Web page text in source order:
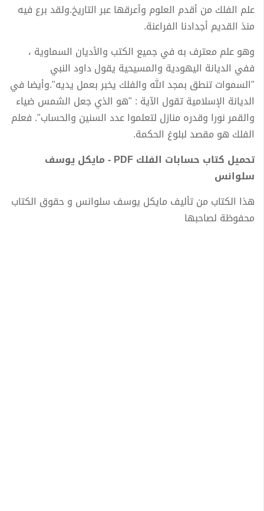
علم الفلك من أقدم العلوم وأعرقها عبر التاريخ.ولقد برع فيه
منذ القديم أجدادنا الفراعنة.
وهو علم معترف به في جميع الكتب والأديان السماوية ،
ففي الديانة اليهودية والمسيحية يقول داود النبي
"السموات تنطق بمجد الله والفلك يخبر بعمل يديه".وأيضا في
الديانة الإسلامية تقول الآية : "هو الذي جعل الشمس ضياء
والقمر نورا وقدره منازل لتعلموا عدد السنين والحساب". فعلم
الفلك هو مقصد لبلوغ الحكمة.
تحميل كتاب حسابات الفلك PDF - مايكل يوسف
سلوانس
هذا الكتاب من تأليف مايكل يوسف سلوانس و حقوق الكتاب
محفوظة لصاحبها